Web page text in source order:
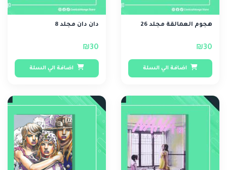
هجوم العمالقة مجلد 26
₪30
اضافة الي السلة
دان دان مجلد 8
₪30
اضافة الي السلة